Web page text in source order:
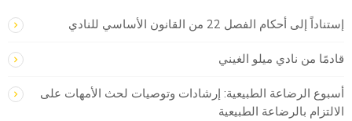
إستناداً إلى أحكام الفصل 22 من القانون الأساسي للنادي
قادمًا من نادي ميلو الغيني
أسبوع الرضاعة الطبيعية: إرشادات وتوصيات لحث الأمهات على
الالتزام بالرضاعة الطبيعية